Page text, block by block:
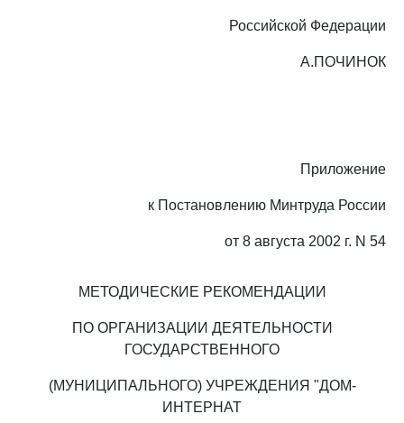
Российской Федерации
А.ПОЧИНОК
Приложение
к Постановлению Минтруда России
от 8 августа 2002 г. N 54
МЕТОДИЧЕСКИЕ РЕКОМЕНДАЦИИ
ПО ОРГАНИЗАЦИИ ДЕЯТЕЛЬНОСТИ
ГОСУДАРСТВЕННОГО
(МУНИЦИПАЛЬНОГО) УЧРЕЖДЕНИЯ "ДОМ-
ИНТЕРНАТ